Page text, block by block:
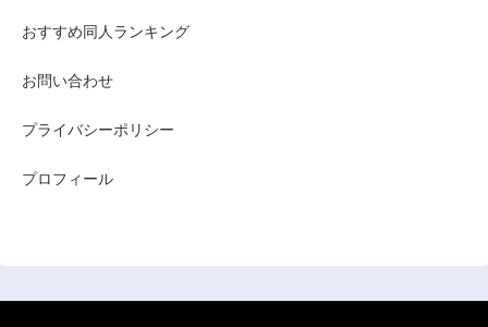
おすすめ同人ランキング
お問い合わせ
プライバシーポリシー
プロフィール